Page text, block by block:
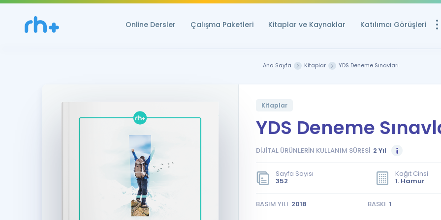
Online Dersler Çalışma Paketleri Kitaplar ve Kaynaklar Katılımcı Görüşleri
Ücretsiz
Puan
YDS ve YÖKDİL
Rehberlik Aracı
YDS ve
Tüm ÖSYM
Ana Sayfa Kitaplar YDS Deneme Sınavları
Kitaplar
YDS Deneme
DİJİTAL ÜRÜNLERİN KULLANIM SÜRESİ 2 Yıl
Sayfa Sayısı
352
Kağıt Cinsi
1. Hamur
BASIM YILI 2018 BASKI 1